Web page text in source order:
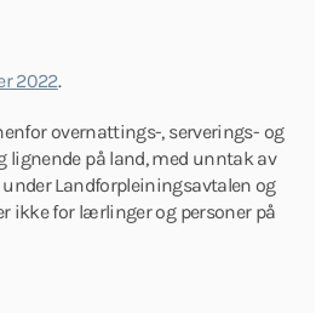
2022.
overnattings-, serverings- og
på land, med unntak av
Landforpleiningsavtalen og
ikke for lærlinger og personer på